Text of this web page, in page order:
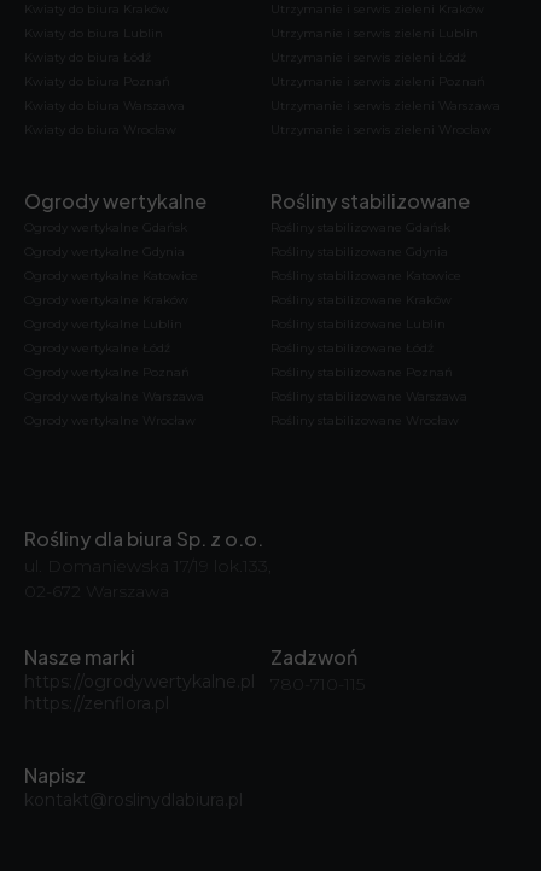
Kwiaty do biura Kraków
Kwiaty do biura Lublin
Kwiaty do biura Łódź
Kwiaty do biura Poznań
Kwiaty do biura Warszawa
Kwiaty do biura Wrocław
Utrzymanie i serwis zieleni Kraków
Utrzymanie i serwis zieleni Lublin
Utrzymanie i serwis zieleni Łódź
Utrzymanie i serwis zieleni Poznań
Utrzymanie i serwis zieleni Warszawa
Utrzymanie i serwis zieleni Wrocław
Ogrody wertykalne
Ogrody wertykalne Gdańsk
Ogrody wertykalne Gdynia
Ogrody wertykalne Katowice
Ogrody wertykalne Kraków
Ogrody wertykalne Lublin
Ogrody wertykalne Łódź
Ogrody wertykalne Poznań
Ogrody wertykalne Warszawa
Ogrody wertykalne Wrocław
Rośliny stabilizowane
Rośliny stabilizowane Gdańsk
Rośliny stabilizowane Gdynia
Rośliny stabilizowane Katowice
Rośliny stabilizowane Kraków
Rośliny stabilizowane Lublin
Rośliny stabilizowane Łódź
Rośliny stabilizowane Poznań
Rośliny stabilizowane Warszawa
Rośliny stabilizowane Wrocław
Rośliny dla biura Sp. z o.o.
ul. Domaniewska 17/19 lok.133,
02-672 Warszawa
Nasze marki
https://ogrodywertykalne.pl
https://zenflora.pl
Zadzwoń
780-710-115
Napisz
kontakt@roslinydlabiura.pl